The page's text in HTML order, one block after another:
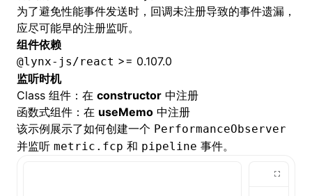
为了避免性能事件发送时，回调未注册导致的事件遗漏，
应尽可能早的注册监听。
组件依赖
@lynx-js/react >= 0.107.0
监听时机
Class 组件：在 constructor 中注册
函数式组件：在 useMemo 中注册
该示例展示了如何创建一个 PerformanceObserver
并监听 metric.fcp 和 pipeline 事件。